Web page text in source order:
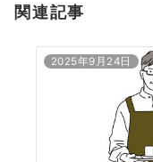
関連記事
2025年9月24日